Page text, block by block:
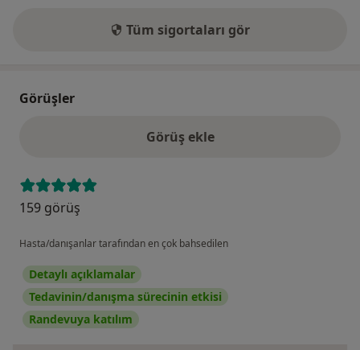
Tüm sigortaları gör
Görüşler
Görüş ekle
159 görüş
Hasta/danışanlar tarafından en çok bahsedilen
Detaylı açıklamalar
Tedavinin/danışma sürecinin etkisi
Randevuya katılım